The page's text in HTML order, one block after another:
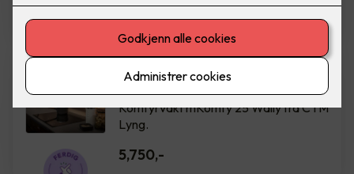
18,800,-
m/trådløs sensor
Komfyrvakt mKomfy 25 Wally fra CTM
Lyng.
5,750,-